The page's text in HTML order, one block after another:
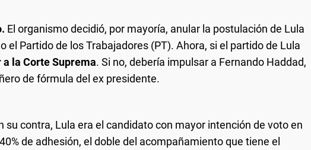
El organismo decidió, por mayoría, anular la postulación de Lula
el Partido de los Trabajadores (PT). Ahora, si el partido de Lula
a la Corte Suprema. Si no, debería impulsar a Fernando Haddad,
de fórmula del ex presidente.
su contra, Lula era el candidato con mayor intención de voto en
de adhesión, el doble del acompañamiento que tiene el